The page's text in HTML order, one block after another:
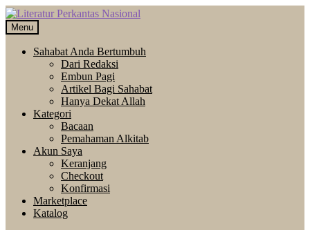
Skip
to
navigation
Langsung
ke
isi
Menu
Sahabat Anda Bertumbuh
Dari Redaksi
Embun Pagi
Artikel Bagi Sahabat
Hanya Dekat Allah
Kategori
Bacaan
Pemahaman Alkitab
Akun Saya
Keranjang
Checkout
Konfirmasi
Marketplace
Katalog